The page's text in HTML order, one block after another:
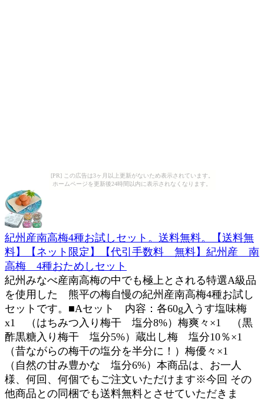
[PR] この広告は3ヶ月以上更新がないため表示されています。
ホームページを更新後24時間以内に表示されなくなります。
紀州産南高梅4種お試しセット。送料無料。【送料無
料】【ネット限定】【代引手数料 無料】紀州産 南
高梅 4種おためしセット
紀州みなべ産南高梅の中でも極上とされる特選A級品
を使用した 熊平の梅自慢の紀州産南高梅4種お試し
セットです。■Aセット 内容：各60g入うす塩味梅
x1 （はちみつ入り梅干 塩分8%）梅爽々×1 （黒
酢黒糖入り梅干 塩分5%）蔵出し梅 塩分10％×1
（昔ながらの梅干の塩分を半分に！）梅優々×1
（自然の甘み豊かな 塩分6%）本商品は、お一人
様、何回、何個でもご注文いただけます※今回 その
他商品との同梱でも送料無料とさせていただきま